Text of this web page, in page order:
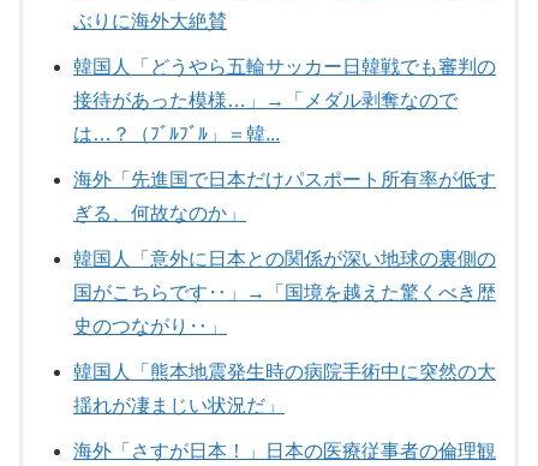
ぶりに海外大絶賛
韓国人「どうやら五輪サッカー日韓戦でも審判の
接待があった模様…」→「メダル剥奪なので
は…？（ﾌﾞﾙﾌﾞﾙ」＝韓...
海外「先進国で日本だけパスポート所有率が低す
ぎる、何故なのか」
韓国人「意外に日本との関係が深い地球の裏側の
国がこちらです‥」→「国境を越えた驚くべき歴
史のつながり‥」
韓国人「熊本地震発生時の病院手術中に突然の大
揺れが凄まじい状況だ」
海外「さすが日本！」日本の医療従事者の倫理観